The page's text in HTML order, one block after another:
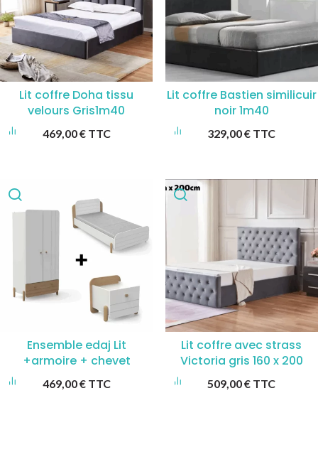
Lit coffre Doha tissu
velours Gris1m40
469,00€ TTC
Lit coffre Bastien similicuir
noir 1m40
329,00€ TTC
Ensemble edaj Lit
+armoire + chevet
469,00€ TTC
Lit coffre avec strass
Victoria gris 160 x 200
509,00€ TTC